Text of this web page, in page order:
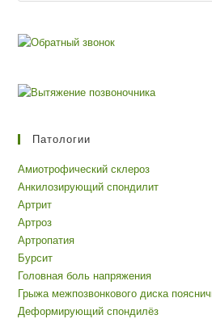
Патологии
Амиотрофический склероз
Анкилозирующий спондилит
Артрит
Артроз
Артропатия
Бурсит
Головная боль напряжения
Грыжа межпозвонкового диска
Деформирующий спондилёз